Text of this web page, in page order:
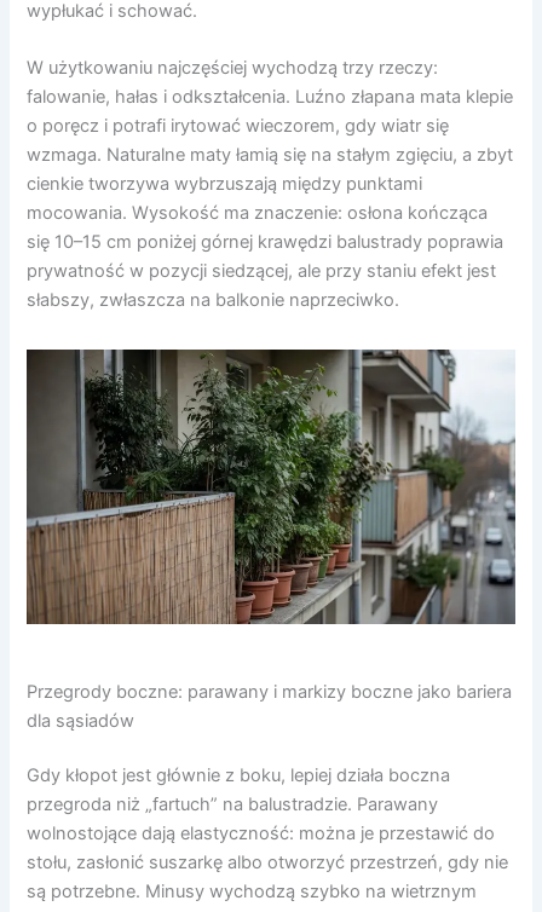
wypłukać i schować.
W użytkowaniu najczęściej wychodzą trzy rzeczy:
falowanie, hałas i odkształcenia. Luźno złapana mata klepie
o poręcz i potrafi irytować wieczorem, gdy wiatr się
wzmaga. Naturalne maty łamią się na stałym zgięciu, a zbyt
cienkie tworzywa wybrzuszają między punktami
mocowania. Wysokość ma znaczenie: osłona kończąca
się 10–15 cm poniżej górnej krawędzi balustrady poprawia
prywatność w pozycji siedzącej, ale przy staniu efekt jest
słabszy, zwłaszcza na balkonie naprzeciwko.
Przegrody boczne: parawany i markizy boczne jako bariera
dla sąsiadów
Gdy kłopot jest głównie z boku, lepiej działa boczna
przegroda niż „fartuch” na balustradzie. Parawany
wolnostojące dają elastyczność: można je przestawić do
stołu, zasłonić suszarkę albo otworzyć przestrzeń, gdy nie
są potrzebne. Minusy wychodzą szybko na wietrznym